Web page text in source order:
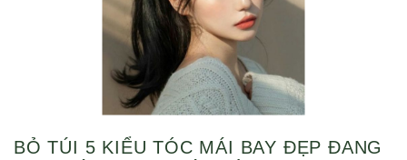
BỎ TÚI 5 KIỂU TÓC MÁI BAY ĐẸP ĐANG